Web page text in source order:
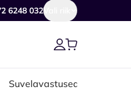
6248 032Vali riik
Suvelavastused